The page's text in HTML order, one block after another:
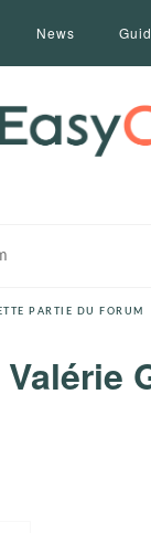
News
PARTIE DU FORUM
Valérie